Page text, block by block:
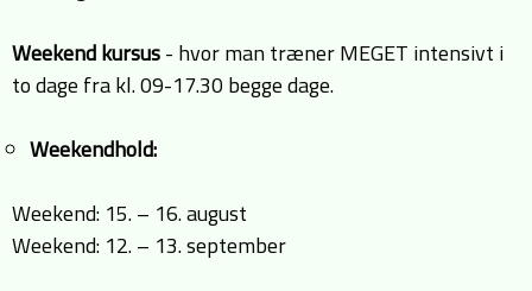
Weekend kursus- hvor man træner MEGET intensivt i
to dage fra kl. 09-17.30 begge dage.
Weekendhold:
Weekend: 15. – 16. august
Weekend: 12. – 13. september